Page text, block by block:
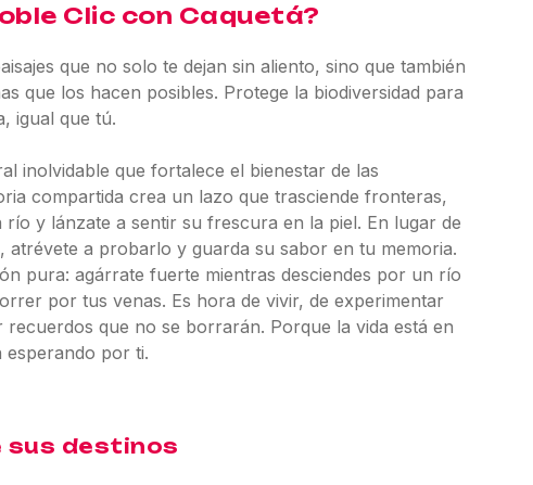
Clic con Caquetá?
que no solo te dejan sin aliento, sino que también
que los hacen posibles. Protege la biodiversidad para
igual que tú.
inolvidable que fortalece el bienestar de las
compartida crea un lazo que trasciende fronteras,
y lánzate a sentir su frescura en la piel. En lugar de
a probarlo y guarda su sabor en tu memoria.
pura: agárrate fuerte mientras desciendes por un río
por tus venas. Es hora de vivir, de experimentar
que no se borrarán. Porque la vida está en
esperando por ti.
sus destinos